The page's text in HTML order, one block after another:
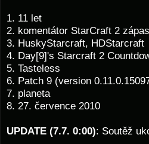
1. 11 let
2. komentátor StarCraft 2
3. HuskyStarcraft, HDStarcraft
4. Day[9]'s Starcraft 2
5. Tasteless
6. Patch 9 (version
7. planeta
8. 27. července 2010
UPDATE (7.7. 0:00): Soutěž